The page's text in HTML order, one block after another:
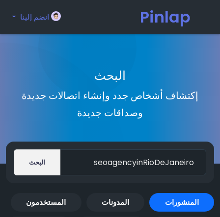
Pinlap انضم إلينا
البحث
إكتشاف أشخاص جدد وإنشاء اتصالات جديدة
وصداقات جديدة
البحث
المنشورات المدونات المستخدمون